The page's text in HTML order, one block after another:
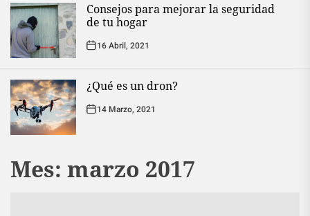
Consejos para mejorar la seguridad
de tu hogar
16 Abril, 2021
¿Qué es un dron?
14 Marzo, 2021
Mes: marzo 2017